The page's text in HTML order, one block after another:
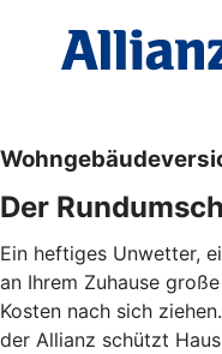
Der
Ein heftiges Unwetter,
an Ihrem Zuhause
Kosten nach sich
der Allianz schützt